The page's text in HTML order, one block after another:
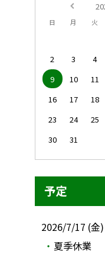
日 月 火
2
3 4
9
10 11
16
17 18
23
24 25
30
31
予定
2026/7/17 (金
夏季休業